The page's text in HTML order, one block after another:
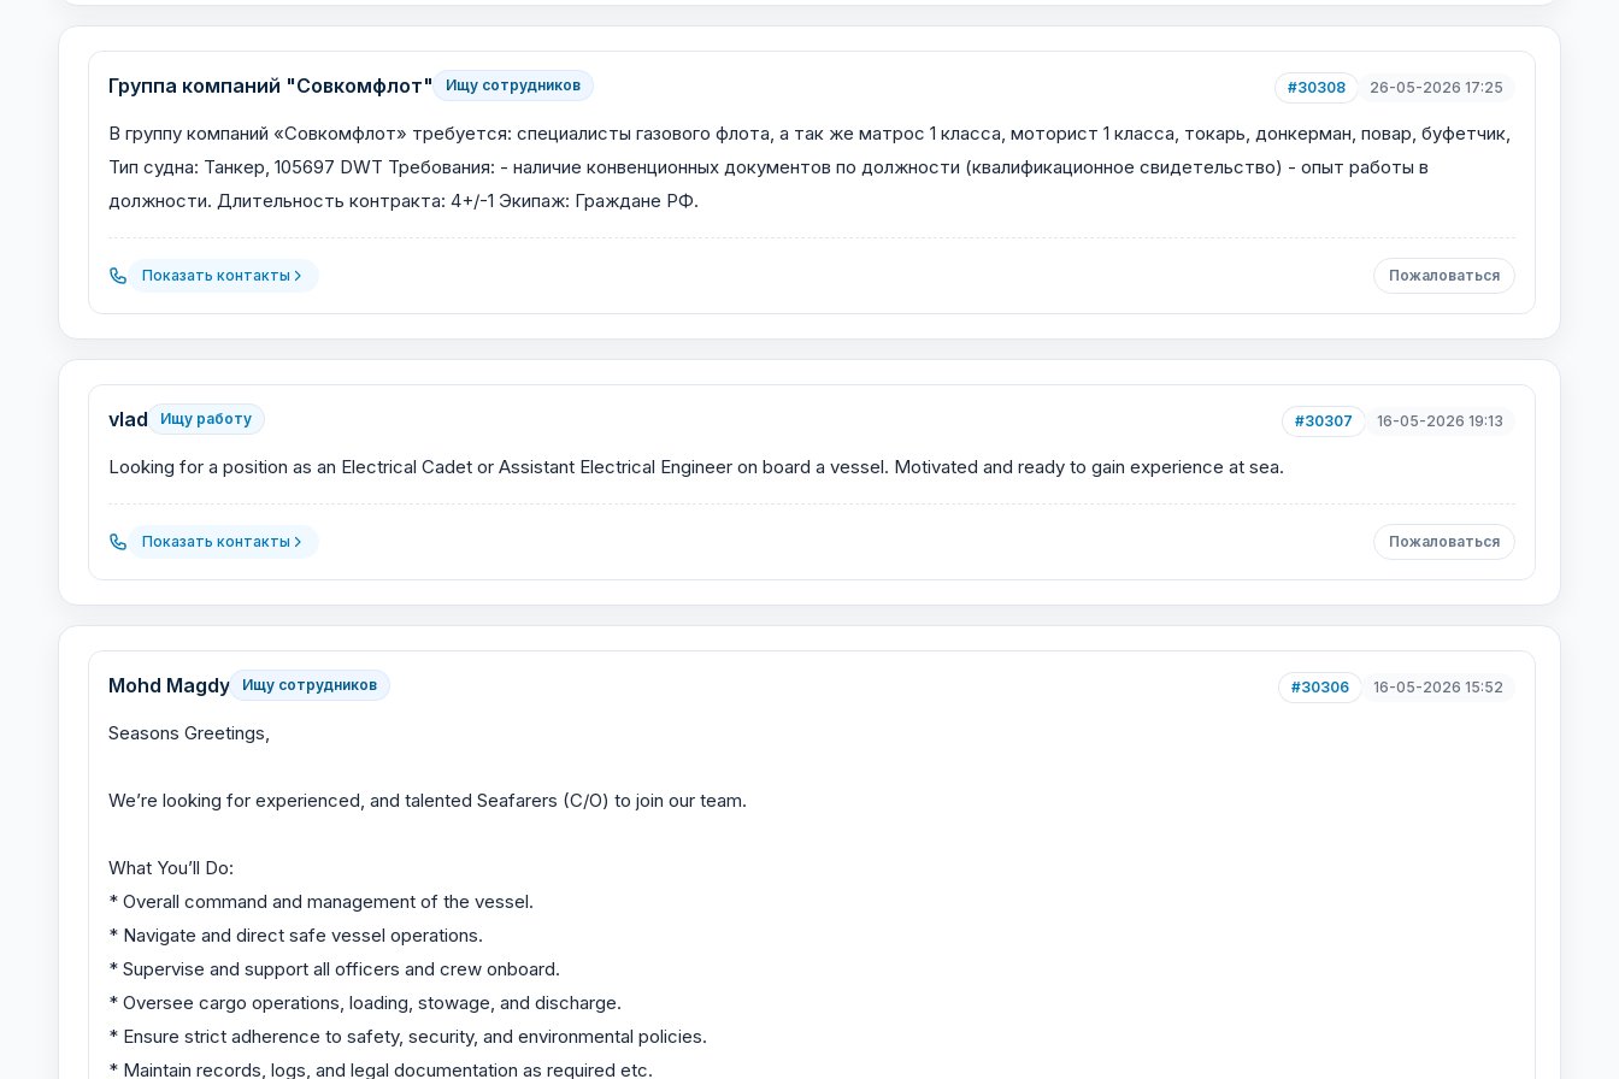
Группа компаний "Совкомфлот" Ищу сотрудников #30308 26-05-2026 17:25
В группу компаний «Совкомфлот» требуется: специалисты газового флота, а так же матрос 1 класса, моторист 1 класса, токарь, донкерман, повар, буфетчик,
Тип судна: Танкер, 105697 DWT Требования: - наличие конвенционных документов по должности (квалификационное свидетельство) - опыт работы в
должности. Длительность контракта: 4+/-1 Экипаж: Граждане РФ.
Показать контакты Пожаловаться
vlad Ищу работу #30307 16-05-2026 19:13
Looking for a position as an Electrical Cadet or Assistant Electrical Engineer on board a vessel. Motivated and ready to gain experience at sea.
Показать контакты Пожаловаться
Mohd Magdy Ищу сотрудников #30306 16-05-2026 15:52
Seasons Greetings,
We’re looking for experienced, and talented Seafarers (C/O) to join our team.
What You’ll Do:
* Overall command and management of the vessel.
* Navigate and direct safe vessel operations.
* Supervise and support all officers and crew onboard.
* Oversee cargo operations, loading, stowage, and discharge.
* Ensure strict adherence to safety, security, and environmental policies.
* Maintain records, logs, and legal documentation as required etc.